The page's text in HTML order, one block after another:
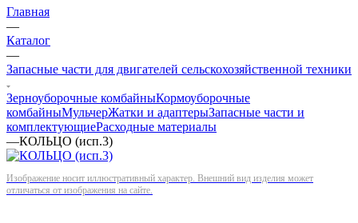
Главная
—
Каталог
—
Запасные части для двигателей сельскохозяйственной техники
Зерноуборочные комбайныКормоуборочные
комбайныМульчерЖатки и адаптерыЗапасные части и
комплектующиеРасходные материалы
—КОЛЬЦО (исп.3)
Изображение носит иллюстративный характер. Внешний вид изделия может
отличаться от изображения на сайте.